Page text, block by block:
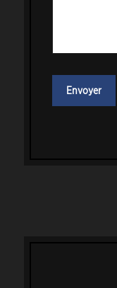
Envoyer